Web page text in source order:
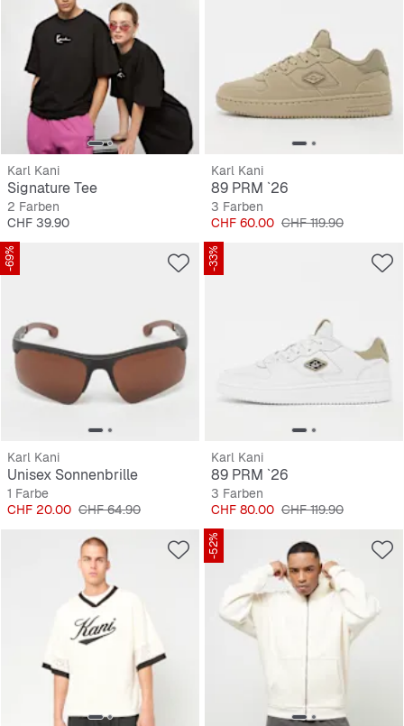
Karl Kani
Signature Tee
2 Farben
Preis
CHF 39.90
Karl Kani
89 PRM `26
3 Farben
Preis
CHF 60.00 Originalpreis
CHF 119.90
-69%
Karl Kani
Unisex Sonnenbrille
1 Farbe
Preis
CHF 20.00 Originalpreis
CHF 64.90
-33%
Karl Kani
89 PRM `26
3 Farben
Preis
CHF 80.00 Originalpreis
CHF 119.90
-52%